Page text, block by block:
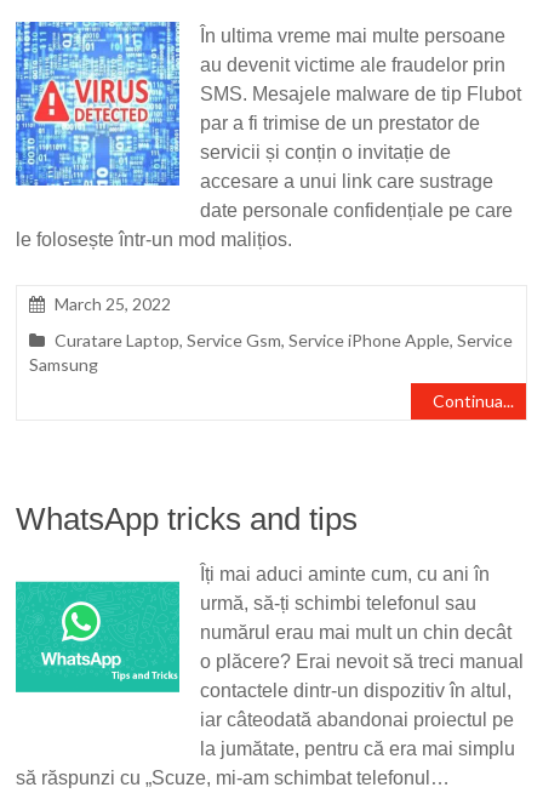
În ultima vreme mai multe persoane
au devenit victime ale fraudelor prin
SMS. Mesajele malware de tip Flubot
par a fi trimise de un prestator de
servicii și conțin o invitație de
accesare a unui link care sustrage
date personale confidențiale pe care
le folosește într-un mod malițios.
March 25, 2022
Curatare Laptop,Service Gsm,Service iPhone Apple,Service
Samsung
Continua...
WhatsApp tricks and tips
Îți mai aduci aminte cum, cu ani în
urmă, să-ți schimbi telefonul sau
numărul erau mai mult un chin decât
o plăcere? Erai nevoit să treci manual
contactele dintr-un dispozitiv în altul,
iar câteodată abandonai proiectul pe
la jumătate, pentru că era mai simplu
să răspunzi cu „Scuze, mi-am schimbat telefonul…